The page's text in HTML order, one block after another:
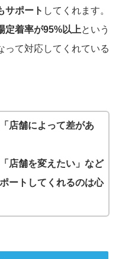
サポート してくれます。
定着率が95%以上という
って対応してくれている
店舗によって差があ
店舗を変えたい」など
ートしてくれるのは心